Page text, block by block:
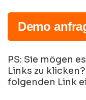
Demo
PS: Sie mögen
Links zu
folgenden Link